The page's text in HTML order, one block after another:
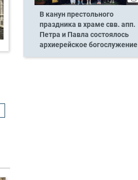
В канун престольного
праздника в храме свв. апп.
Петра и Павла состоялось
архиерейское богослужение